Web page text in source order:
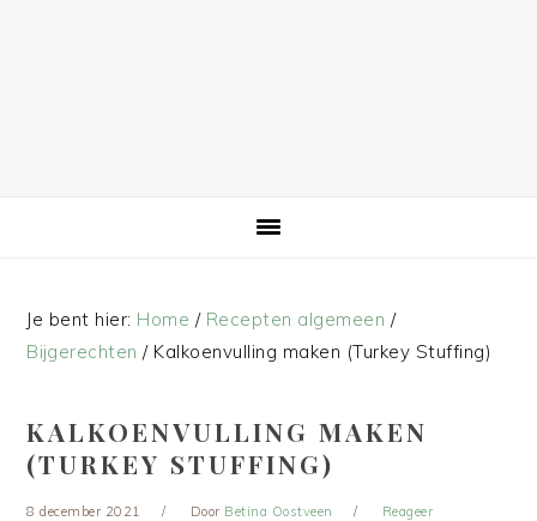
Je bent hier: Home / Recepten algemeen /
Bijgerechten /Kalkoenvulling maken (Turkey Stuffing)
KALKOENVULLING MAKEN
(TURKEY STUFFING)
8 december 2021 Door Betina Oostveen Reageer